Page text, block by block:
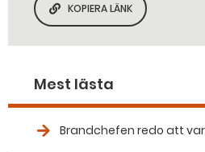
KOPIERA SIDANS LÄNK
KOPIERA LÄNK
Mest lästa
Brandchefen redo att